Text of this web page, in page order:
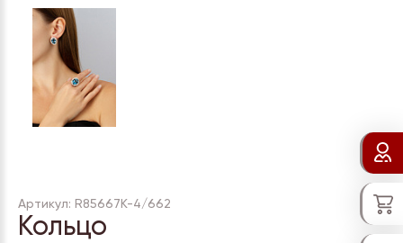
Артикул: R85667К-4/662
Кольцо